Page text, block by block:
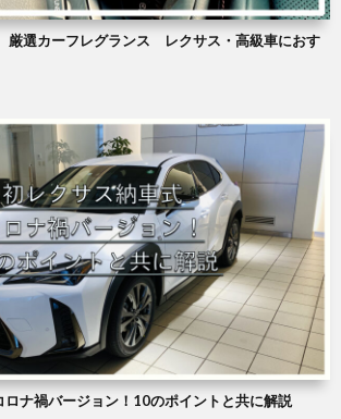
選カーフレグランス レクサス・高級車におす
ナ禍バージョン！10のポイントと共に解説